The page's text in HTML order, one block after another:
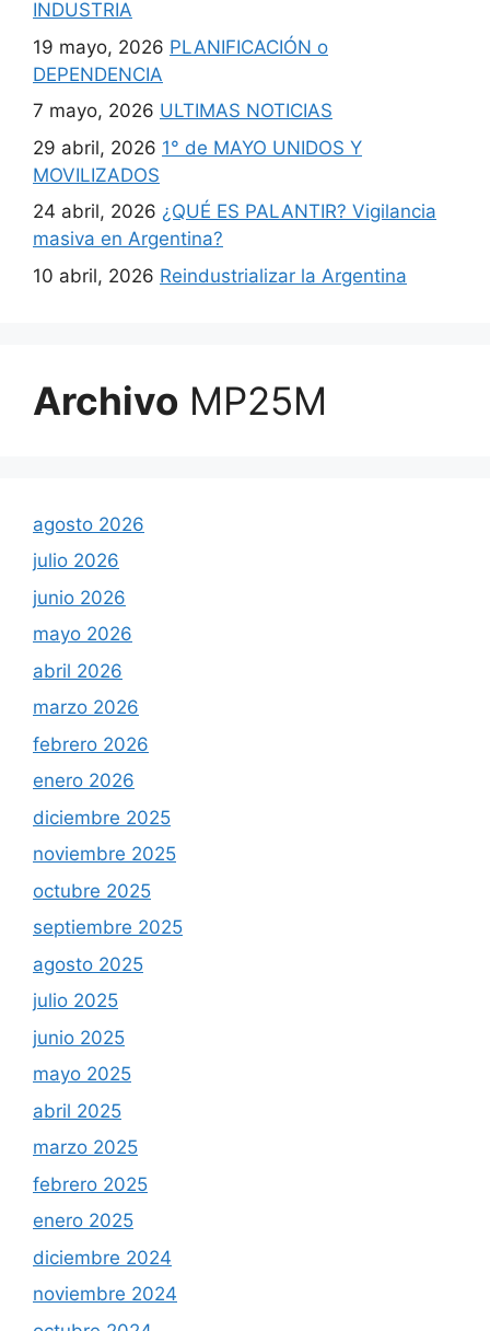
INDUSTRIA
19 mayo, 2026 PLANIFICACIÓN o
DEPENDENCIA
7 mayo, 2026 ULTIMAS NOTICIAS
29 abril, 2026 1° de MAYO UNIDOS Y
MOVILIZADOS
24 abril, 2026 ¿QUÉ ES PALANTIR? Vigilancia
masiva en Argentina?
10 abril, 2026 Reindustrializar la Argentina
Archivo MP25M
agosto 2026
julio 2026
junio 2026
mayo 2026
abril 2026
marzo 2026
febrero 2026
enero 2026
diciembre 2025
noviembre 2025
octubre 2025
septiembre 2025
agosto 2025
julio 2025
junio 2025
mayo 2025
abril 2025
marzo 2025
febrero 2025
enero 2025
diciembre 2024
noviembre 2024